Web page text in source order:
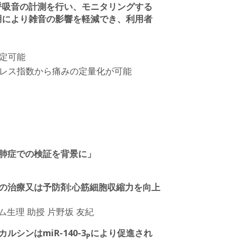
音の計測を行い、モニタリングする
より雑音の影響を軽減でき、利用者
可能
ス指数から痛みの定量化が可能
での検証を背景に」
治療又は予防剤:心筋細胞収縮力を向上
生理 助授 片野坂 友紀
ルシンはmiR-140-3Pにより促進され